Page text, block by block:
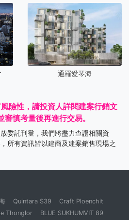
通羅愛琴海
險性，請投資人詳閱建案行銷文
審慎考量後再進行交易。
委託刊登，我們將盡力查證相關資
所有資訊皆以建商及建案銷售現場之
Quintara S39
Craft Ploenchit
Thonglor
BLUE SUKHUMVIT 89